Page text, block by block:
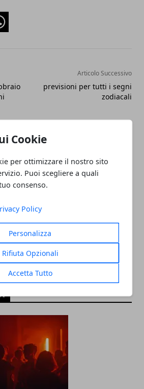
Cookie
per ottimizzare il nostro sito
Puoi scegliere a quali
consenso.
Policy
Personalizza
Rifiuta Opzionali
Accetta Tutto
Articolo Successivo
previsioni per tutti i segni
zodiacali